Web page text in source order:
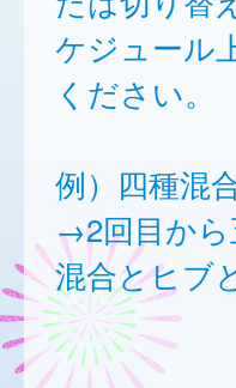
ケジュール
ください。
例）四種混
→2回目から
混合とヒブ